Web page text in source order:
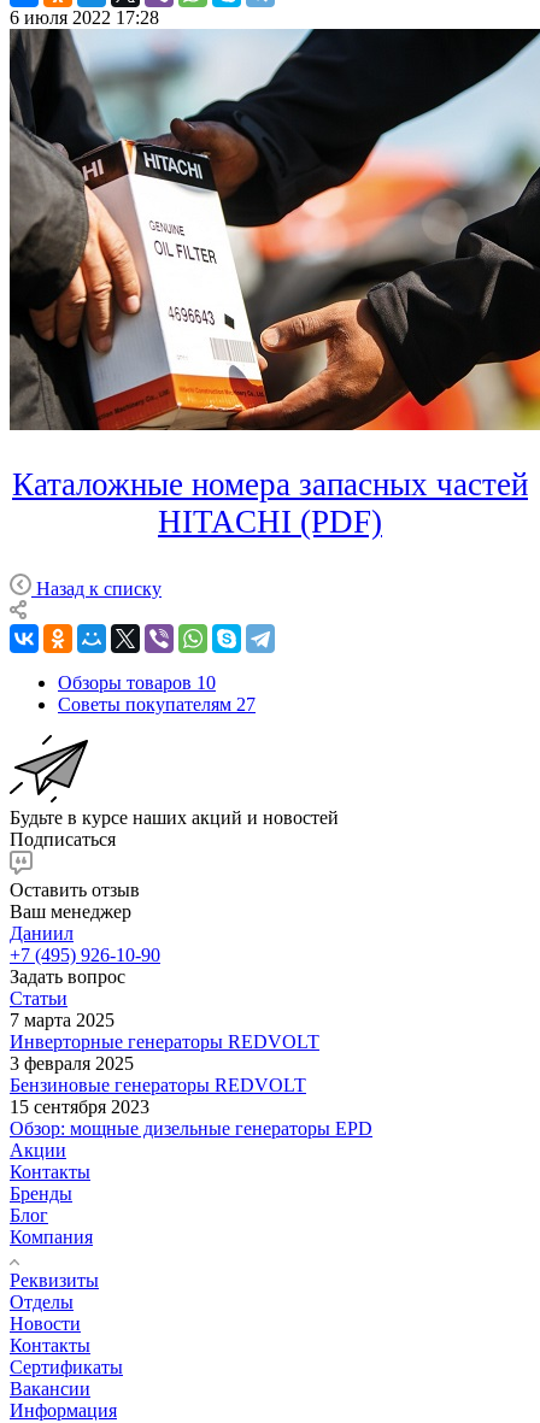
6 июля 2022 17:28
Каталожные номера запасных частей
HITACHI (PDF)
Назад к списку
Обзоры товаров 10
Советы покупателям 27
Будьте в курсе наших акций и новостей
Подписаться
Оставить отзыв
Ваш менеджер
Даниил
+7 (495) 926-10-90
Задать вопрос
Статьи
7 марта 2025
Инверторные генераторы REDVOLT
3 февраля 2025
Бензиновые генераторы REDVOLT
15 сентября 2023
Обзор: мощные дизельные генераторы EPD
Акции
Контакты
Бренды
Блог
Компания
Реквизиты
Отделы
Новости
Контакты
Сертификаты
Вакансии
Информация